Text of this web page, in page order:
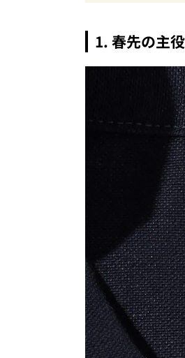
1. 春先の主